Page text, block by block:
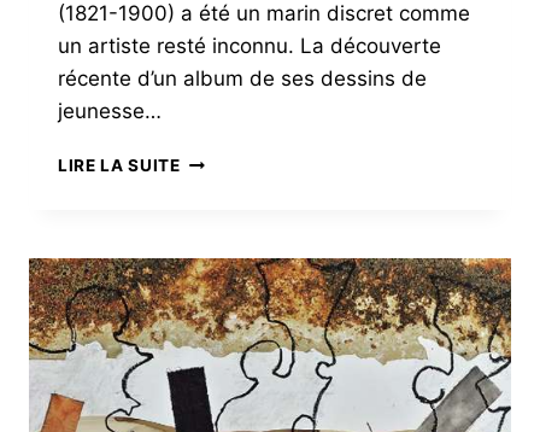
(1821-1900) a été un marin discret comme
un artiste resté inconnu. La découverte
récente d’un album de ses dessins de
jeunesse…
LIRE LA SUITEL’ALBUM
FÉLIX
MARANT-
BOISSAUVEUR